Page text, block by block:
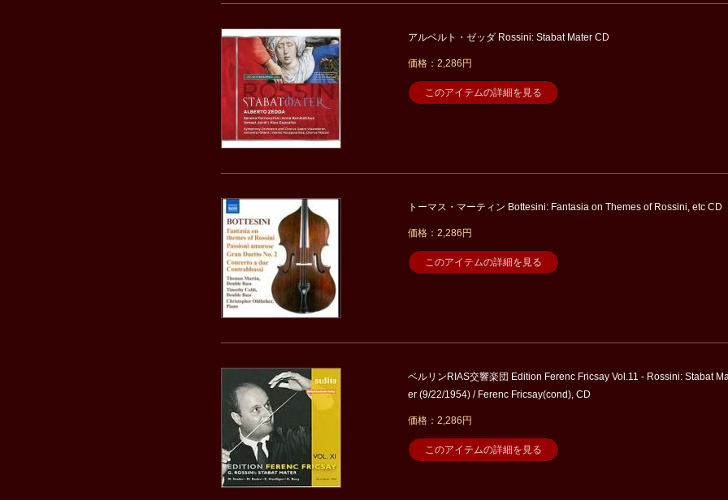
アルベルト・ゼッダ Rossini: Stabat Mater CD
価格：2,286円
このアイテムの詳細を見る
トーマス・マーティン Bottesini: Fantasia on Themes of Rossini, etc CD
価格：2,286円
このアイテムの詳細を見る
ベルリンRIAS交響楽団 Edition Ferenc Fricsay Vol.11 - Rossini: Stabat
er (9/22/1954) / Ferenc Fricsay(cond), CD
価格：2,286円
このアイテムの詳細を見る